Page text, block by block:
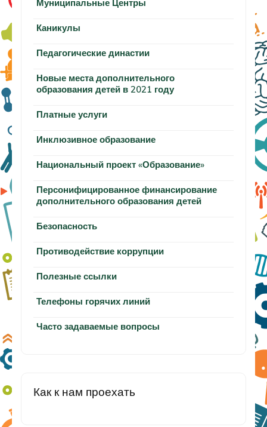
Муниципальные Центры
Каникулы
Педагогические династии
Новые места дополнительного
образования детей в 2021 году
Платные услуги
Инклюзивное образование
Национальный проект «Образование»
Персонифицированное финансирование
дополнительного образования детей
Безопасность
Противодействие коррупции
Полезные ссылки
Телефоны горячих линий
Часто задаваемые вопросы
Как к нам проехать